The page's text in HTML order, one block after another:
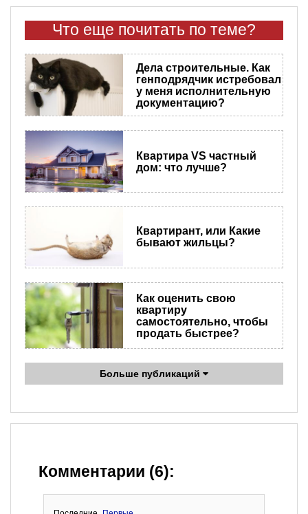
Что еще почитать по теме?
Дела строительные. Как
генподрядчик истребовал
у меня исполнительную
документацию?
Квартира VS частный
дом: что лучше?
Квартирант, или Какие
бывают жильцы?
Как оценить свою
квартиру
самостоятельно, чтобы
продать быстрее?
Больше публикаций
Комментарии (6):